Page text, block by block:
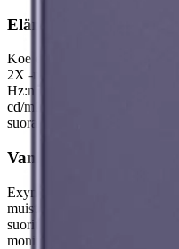
Elämyksellinen näyttö
Koe elävä visuaalisuus 6,2
2X -näytöllä, jossa on Full
Hz:n mukautuva
cd/m2:n huippukirkkaus
suorassa auringonvalossa.
Vankka suorituskyky
Exynos 2400 for Galaxy -
muistin avulla Samsung
suorituskyvyn. Olipa kyse
monitehtävästä, tämä